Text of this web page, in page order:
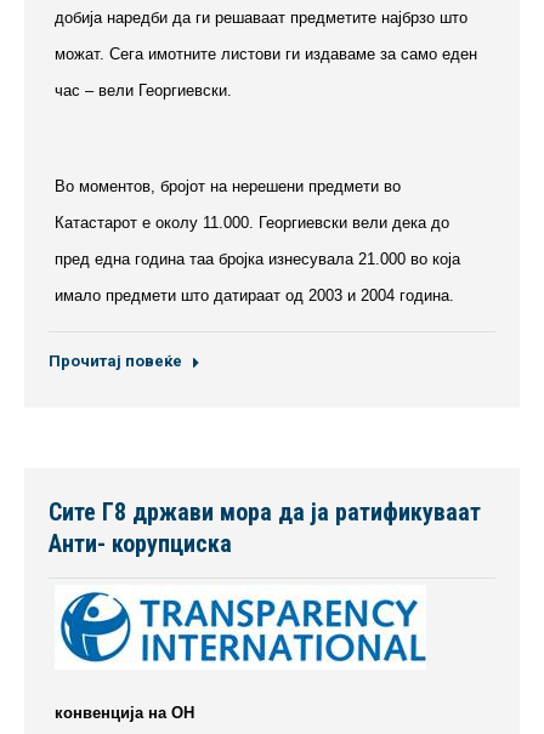
добија наредби да ги решаваат предметите најбрзо што
можат. Сега имотните листови ги издаваме за само еден
час – вели Георгиевски.
Во моментов, бројот на нерешени предмети во
Катастарот е околу 11.000. Георгиевски вели дека до
пред една година таа бројка изнесувала 21.000 во која
имало предмети што датираат од 2003 и 2004 година.
Прочитај повеќе
Сите Г8 држави мора да ја ратификуваат
Анти- корупциска
конвенција на ОН